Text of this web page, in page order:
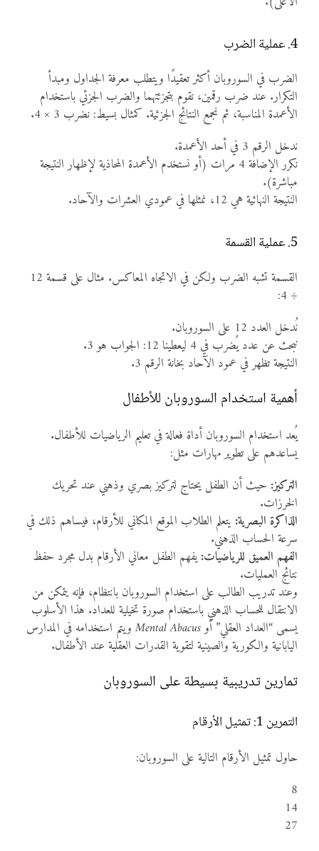
4. عملية الضرب
الضرب في السوروبان أكثر تعقيدًا ويتطلب معرفة الجداول ومبدأ
التكرار. عند ضرب رقمين، نقوم بتجزئتهما والضرب الجزئي باستخدام
الأعمدة المناسبة، ثم نجمع النتائج الجزئية. كمثال بسيط: نضرب 3 × 4.
ندخل الرقم 3 في أحد الأعمدة.
نكرر الإضافة 4 مرات (أو نستخدم الأعمدة المحاذية لإظهار النتيجة
مباشرة).
النتيجة النهائية هي 12، نمثلها في عمودي العشرات والآحاد.
5. عملية القسمة
القسمة تشبه الضرب ولكن في الاتجاه المعاكس. مثال على قسمة 12
÷ 4:
نُدخل العدد 12 على السوروبان.
نبحث عن عدد يُضرب في 4 ليعطينا 12: الجواب هو 3.
النتيجة تظهر في عمود الآحاد بخانة الرقم 3.
أهمية استخدام السوروبان للأطفال
يُعد استخدام السوروبان أداة فعالة في تعليم الرياضيات للأطفال.
يساعدهم على تطوير مهارات مثل:
التركيز: حيث أن الطفل يحتاج لتركيز بصري وذهني عند تحريك
الخرزات.
الذاكرة البصرية: يتعلم الطلاب الموقع المكاني للأرقام، فيساهم ذلك في
سرعة الحساب الذهني.
الفهم العميق للرياضيات:يفهم الطفل معاني الأرقام بدل مجرد حفظ
نتائج العمليات.
وعند تدريب الطالب على استخدام السوروبان بانتظام، فإنه يتمكن من
الانتقال للحساب الذهني باستخدام صورة تخيلية للعداد. هذا الأسلوب
يسمى “العداد العقلي” أوMental Abacusويتم استخدامه في المدارس
اليابانية والكورية والصينية لتقوية القدرات العقلية عند الأطفال.
تمارين تدريبية بسيطة على السوروبان
التمرين 1: تمثيل الأرقام
حاول تمثيل الأرقام التالية على السوروبان:
8
14
27